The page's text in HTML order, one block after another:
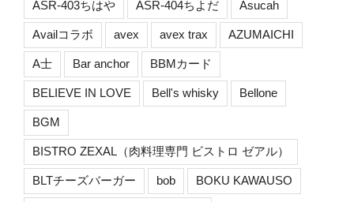
ASR-403ちはや ASR-404ちよだ Asucah
Availコラボ avex avex trax AZUMAICHI
A士 Bar anchor BBMカード
BELIEVE IN LOVE Bell's whisky Bellone
BGM
BISTRO ZEXAL（肉料理専門 ビストロ ゼアル）
BLTチーズバーガー bob BOKU KAWAUSO